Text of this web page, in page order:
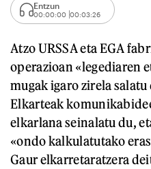
Entzun
00:00:00 00:03:26
Atzo URSSA eta EGA
operazioan «legediaren
mugak igaro zirela
Elkarteak
elkarlana seinalatu du,
«ondo kalkulatutako
Gaur elkarretaratzera